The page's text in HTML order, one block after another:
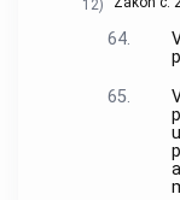
12)
64.
65.